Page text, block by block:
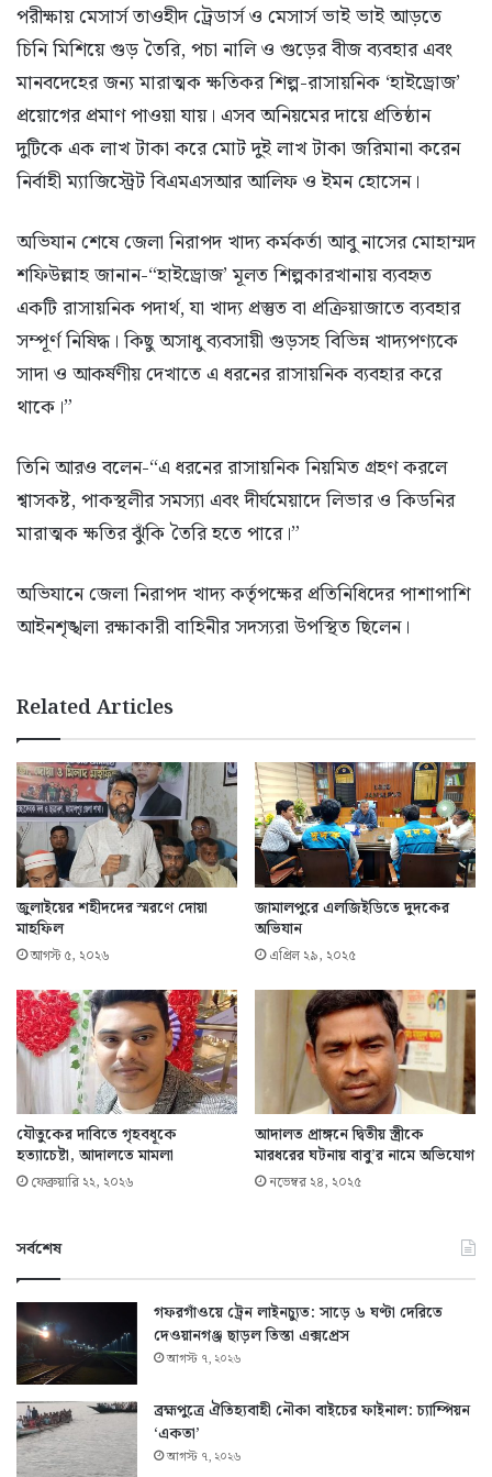
পরীক্ষায় মেসার্স তাওহীদ ট্রেডার্স ও মেসার্স ভাই ভাই আড়তে
চিনি মিশিয়ে গুড় তৈরি, পচা নালি ও গুড়ের বীজ ব্যবহার এবং
মানবদেহের জন্য মারাত্মক ক্ষতিকর শিল্প-রাসায়নিক ‘হাইড্রোজ’
প্রয়োগের প্রমাণ পাওয়া যায়। এসব অনিয়মের দায়ে প্রতিষ্ঠান
দুটিকে এক লাখ টাকা করে মোট দুই লাখ টাকা জরিমানা করেন
নির্বাহী ম্যাজিস্ট্রেট বিএমএসআর আলিফ ও ইমন হোসেন।
অভিযান শেষে জেলা নিরাপদ খাদ্য কর্মকর্তা আবু নাসের মোহাম্মদ
শফিউল্লাহ জানান-“হাইড্রোজ’ মূলত শিল্পকারখানায় ব্যবহৃত
একটি রাসায়নিক পদার্থ, যা খাদ্য প্রস্তুত বা প্রক্রিয়াজাতে ব্যবহার
সম্পূর্ণ নিষিদ্ধ। কিছু অসাধু ব্যবসায়ী গুড়সহ বিভিন্ন খাদ্যপণ্যকে
সাদা ও আকর্ষণীয় দেখাতে এ ধরনের রাসায়নিক ব্যবহার করে
থাকে।”
তিনি আরও বলেন-“এ ধরনের রাসায়নিক নিয়মিত গ্রহণ করলে
শ্বাসকষ্ট, পাকস্থলীর সমস্যা এবং দীর্ঘমেয়াদে লিভার ও কিডনির
মারাত্মক ক্ষতির ঝুঁকি তৈরি হতে পারে।”
অভিযানে জেলা নিরাপদ খাদ্য কর্তৃপক্ষের প্রতিনিধিদের পাশাপাশি
আইনশৃঙ্খলা রক্ষাকারী বাহিনীর সদস্যরা উপস্থিত ছিলেন।
Related Articles
জুলাইয়ের শহীদদের স্মরণে দোয়া
মাহফিল
আগস্ট ৫, ২০২৬
জামালপুরে এলজিইডিতে দুদকের
অভিযান
এপ্রিল ২৯, ২০২৫
যৌতুকের দাবিতে গৃহবধূকে
হত্যাচেষ্টা, আদালতে মামলা
ফেব্রুয়ারি ২২, ২০২৬
আদালত প্রাঙ্গনে দ্বিতীয় স্ত্রীকে
মারধরের ঘটনায় বাবু’র নামে অভিযোগ
নভেম্বর ২৪, ২০২৫
সর্বশেষ
গফরগাঁওয়ে ট্রেন লাইনচ্যুত: সাড়ে ৬ ঘণ্টা দেরিতে
দেওয়ানগঞ্জ ছাড়ল তিস্তা এক্সপ্রেস
আগস্ট ৭, ২০২৬
ব্রহ্মপুত্রে ঐতিহ্যবাহী নৌকা বাইচের ফাইনাল: চ্যাম্পিয়ন
‘একতা’
আগস্ট ৭, ২০২৬